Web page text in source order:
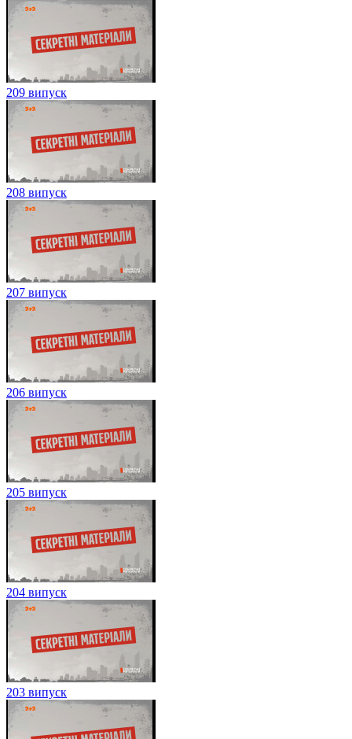
209 випуск
208 випуск
207 випуск
206 випуск
205 випуск
204 випуск
203 випуск